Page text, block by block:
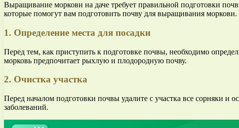
Выращивание моркови на даче требует правильной подготовки
которые помогут вам подготовить почву для выращивания моркови.
1. Определение места для посадки
Перед тем, как приступить к подготовке почвы, необходимо
морковь предпочитает рыхлую и плодородную почву.
2. Очистка участка
Перед началом подготовки почвы удалите с участка все сорняки и
заболеваний.